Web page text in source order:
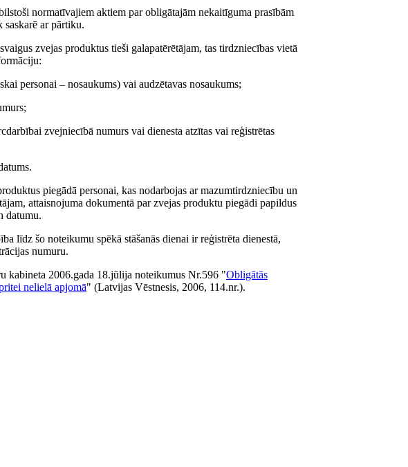
normatīvajiem aktiem par obligātajām nekaitīguma prasībām
saskarē ar pārtiku.
zvejas produktus tieši galapatērētājam, tas tirdzniecības vietā
personai – nosaukums) vai audzētavas nosaukums;
zvejniecībā numurs vai dienesta atzītas vai reģistrētas
piegādā personai, kas nodarbojas ar mazumtirdzniecību un
attaisnojuma dokumentā par zvejas produktu piegādi papildus
datumu.
līdz šo noteikumu spēkā stāšanās dienai ir reģistrēta dienestā,
numuru.
kabineta 2006.gada 18.jūlija noteikumus Nr.596 "Obligātās
nelielā apjomā" (Latvijas Vēstnesis, 2006, 114.nr.).